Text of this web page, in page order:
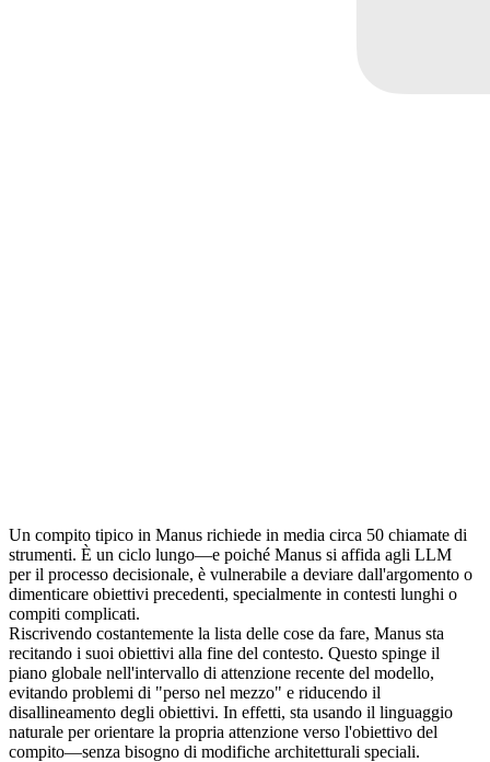
Un compito tipico in Manus richiede in media circa 50 chiamate di
strumenti. È un ciclo lungo—e poiché Manus si affida agli LLM
per il processo decisionale, è vulnerabile a deviare dall'argomento o
dimenticare obiettivi precedenti, specialmente in contesti lunghi o
compiti complicati.
Riscrivendo costantemente la lista delle cose da fare, Manus sta
recitando i suoi obiettivi alla fine del contesto. Questo spinge il
piano globale nell'intervallo di attenzione recente del modello,
evitando problemi di "perso nel mezzo" e riducendo il
disallineamento degli obiettivi. In effetti, sta usando il linguaggio
naturale per orientare la propria attenzione verso l'obiettivo del
compito—senza bisogno di modifiche architetturali speciali.